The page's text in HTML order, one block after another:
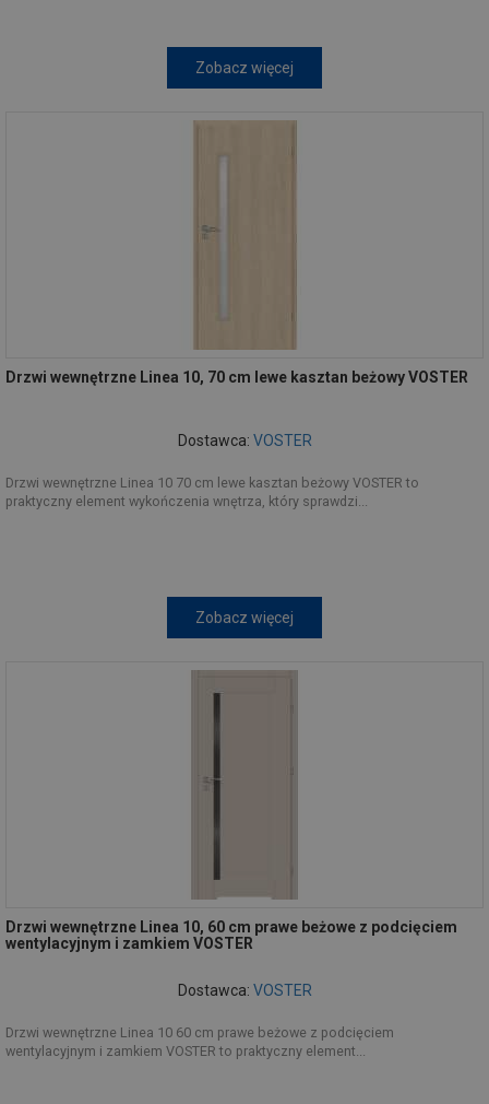
Zobacz więcej
Drzwi wewnętrzne Linea 10, 70 cm lewe kasztan beżowy VOSTER
Dostawca: VOSTER
Drzwi wewnętrzne Linea 10 70 cm lewe kasztan beżowy VOSTER to
praktyczny element wykończenia wnętrza, który sprawdzi...
Zobacz więcej
Drzwi wewnętrzne Linea 10, 60 cm prawe beżowe z podcięciem
wentylacyjnym i zamkiem VOSTER
Dostawca: VOSTER
Drzwi wewnętrzne Linea 10 60 cm prawe beżowe z podcięciem
wentylacyjnym i zamkiem VOSTER to praktyczny element...